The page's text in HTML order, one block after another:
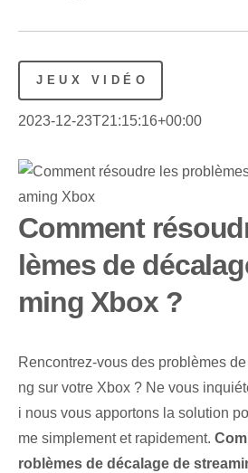
JEUX VIDÉO
2023-12-23T21:15:16+00:00
Comment
lèmes de
ming Xbox ?
Rencontrez-vous des problèmes
ng sur votre Xbox ? Ne vous
i nous vous apportons la solution
me simplement et rapidement.
roblèmes de décalage de